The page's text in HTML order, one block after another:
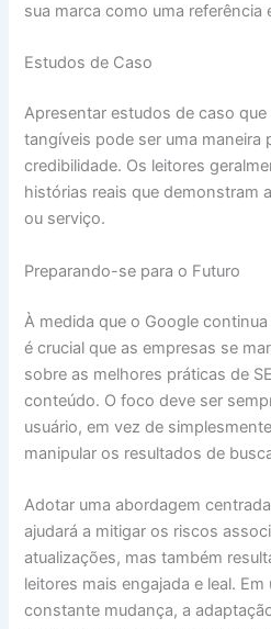
sua marca como uma referência
Estudos de Caso
Apresentar estudos de caso
tangíveis pode ser uma maneira
credibilidade. Os leitores
histórias reais que demonstram
ou serviço.
Preparando-se para o Futuro
À medida que o Google
é crucial que as empresas se
sobre as melhores práticas de
conteúdo. O foco deve ser
usuário, em vez de
manipular os resultados de
Adotar uma abordagem
ajudará a mitigar os riscos
atualizações, mas também
leitores mais engajada e leal.
constante mudança, a